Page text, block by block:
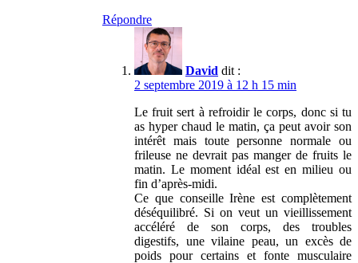
Répondre
David dit :
2 septembre 2019 à 12 h 15 min
Le fruit sert à refroidir le corps, donc si tu
as hyper chaud le matin, ça peut avoir son
intérêt mais toute personne normale ou
frileuse ne devrait pas manger de fruits le
matin. Le moment idéal est en milieu ou
fin d’après-midi.
Ce que conseille Irène est complètement
déséquilibré. Si on veut un vieillissement
accéléré de son corps, des troubles
digestifs, une vilaine peau, un excès de
poids pour certains et fonte musculaire